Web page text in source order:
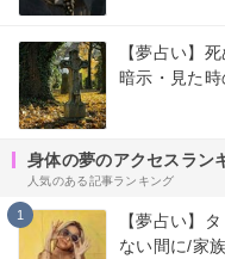
【夢占い】
暗示・見た
身体の夢のアクセスラン
人気のある記事ランキング
1
【夢占い】
ない間に/家